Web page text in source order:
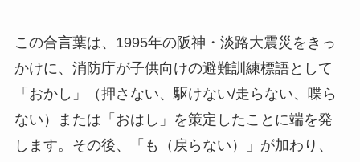
この合言葉は、1995年の阪神・淡路大震災をきっ
かけに、消防庁が子供向けの避難訓練標語として
「おかし」（押さない、駆けない/走らない、喋ら
ない）または「おはし」を策定したことに端を発
します。その後、「も（戻らない）」が加わり、